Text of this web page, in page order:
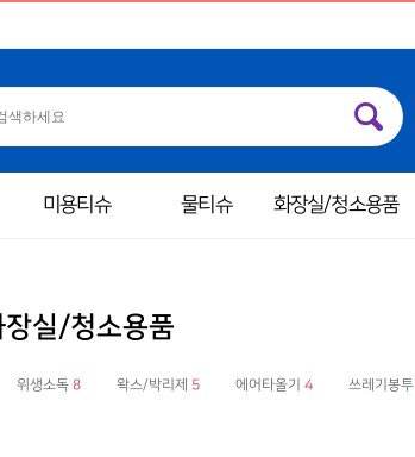
미용티슈 물티슈 화장실/청소용품
장실/청소용품
위생소독 8 왁스/박리제 5 에어타올기 4 쓰레기봉투